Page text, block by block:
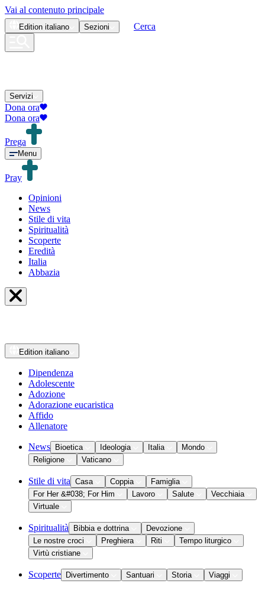
Vai al contenuto principale
Edition italiano Sezioni Cerca
Servizi
Dona ora
Dona ora
Prega
Menu
Pray
Opinioni
News
Stile di vita
Spiritualità
Scoperte
Eredità
Italia
Abbazia
Edition italiano
Dipendenza
Adolescente
Adozione
Adorazione eucaristica
Affido
Allenatore
News Bioetica Ideologia Italia
Mondo
Religione
Vaticano
Stile di vita Casa Coppia
Famiglia
For Her &#038; For Him
Lavoro Salute
Vecchiaia
Virtuale
Spiritualità Bibbia e dottrina
Devozione
Le nostre croci
Preghiera Riti
Tempo liturgico
Virtù cristiane
Scoperte Divertimento Santuari Storia Viaggi